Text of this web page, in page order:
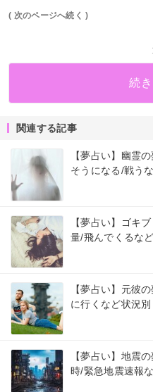
( 次のページへ続く )
続
関連する記事
【夢占い】幽霊
そうになる/戦う
【夢占い】ゴキ
量/飛んでくるな
【夢占い】元彼
に行くなど状況別
【夢占い】地震
時/緊急地震速報